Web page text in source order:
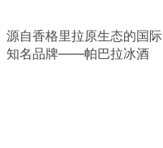
源自香格里拉原生态的国际
知名品牌——帕巴拉冰酒